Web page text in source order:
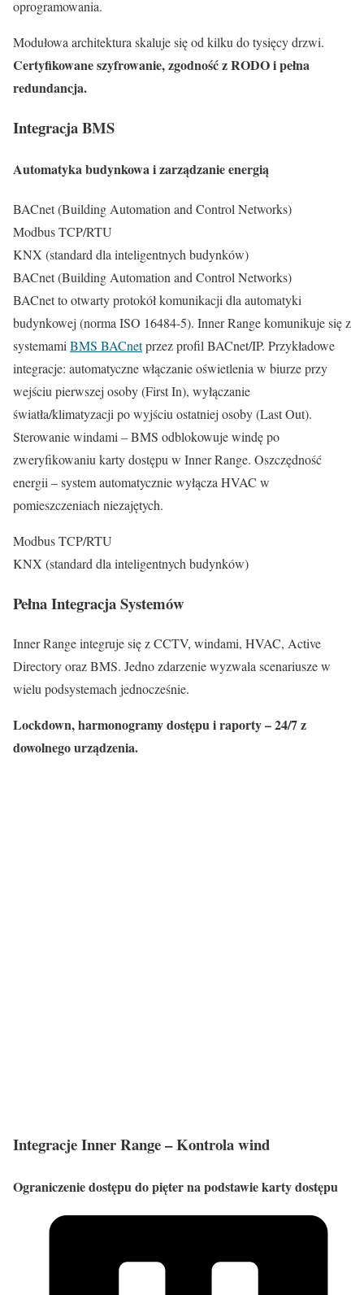
oprogramowania.
Modułowa architektura skaluje się od kilku do tysięcy drzwi.
Certyfikowane szyfrowanie, zgodność z RODO i pełna
redundancja.
Integracja BMS
Automatyka budynkowa i zarządzanie energią
BACnet (Building Automation and Control Networks)
Modbus TCP/RTU
KNX (standard dla inteligentnych budynków)
BACnet (Building Automation and Control Networks)
BACnet to otwarty protokół komunikacji dla automatyki
budynkowej (norma ISO 16484-5). Inner Range komunikuje się z
systemami BMS BACnetprzez profil BACnet/IP. Przykładowe
integracje: automatyczne włączanie oświetlenia w biurze przy
wejściu pierwszej osoby (First In), wyłączanie
światła/klimatyzacji po wyjściu ostatniej osoby (Last Out).
Sterowanie windami – BMS odblokowuje windę po
zweryfikowaniu karty dostępu w Inner Range. Oszczędność
energii – system automatycznie wyłącza HVAC w
pomieszczeniach niezajętych.
Modbus TCP/RTU
KNX (standard dla inteligentnych budynków)
Pełna Integracja Systemów
Inner Range integruje się z CCTV, windami, HVAC, Active
Directory oraz BMS. Jedno zdarzenie wyzwala scenariusze w
wielu podsystemach jednocześnie.
Lockdown, harmonogramy dostępu i raporty – 24/7 z
dowolnego urządzenia.
Integracje Inner Range – Kontrola wind
Ograniczenie dostępu do pięter na podstawie karty dostępu